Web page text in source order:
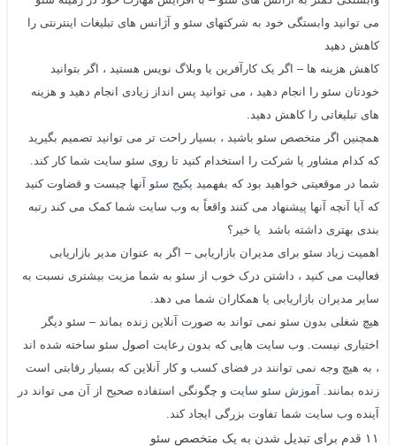
می توانید وابستگی خود به شرکتهای سئو و آژانس های تبلیغات اینترنتی را
کاهش دهید
کاهش هزینه ها – اگر یک کارآفرین یا وبلاگ نویس هستید ، اگر بتوانید
خودتان سئو را انجام دهید ، می توانید پس انداز زیادی انجام دهید و هزینه
های تبلیغاتی را کاهش دهید.
همچنین اگر متخصص سئو باشید ، بسیار راحت تر می توانید تصمیم بگیرید
که کدام مشاور یا شرکت را استخدام کنید تا روی سئو سایت شما کار کند.
شما در موقعیتی خواهید بود که بفهمید پکیج سئو آنها چیست و قضاوت کنید
که آیا آنچه آنها پیشنهاد می کنند واقعاً به وب سایت شما کمک می کند رتبه
بندی بهتری داشته باشد یا خیر؟
اهمیت زیاد سئو برای مدیران بازاریابی – اگر به عنوان مدیر بازاریابی
فعالیت می کنید ، داشتن درک خوب از سئو به شما مزیت بیشتری نسبت به
سایر مدیران بازاریابی یا همکاران شما می دهد.
هیچ شغلی بدون سئو نمی تواند به صورت آنلاین زنده بماند – سئو دیگر
اختیاری نیست. وب سایت هایی که بدون رعایت اصول سئو ساخته شده اند
، به هیچ وجه نمی توانند در فضای کسب و کار آنلاین که بسیار رقابتی است
زنده بمانند.
آموزش سئو سایتو چگونگی استفاده صحیح از آن می تواند در
آینده وب سایت شما تفاوت بزرگی ایجاد کند.
۱۱ قدم برای تبدیل شدن به یک متخصص سئو